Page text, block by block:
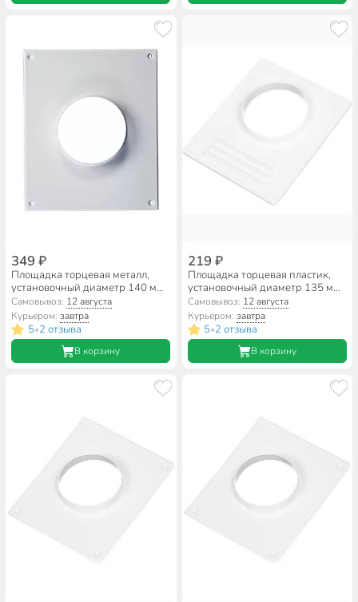
349 ₽
Площадка торцевая металл,
установочный диаметр 140 мм,
Планета, 140ТП
Самовывоз: 12 августа
Курьером:завтра
5•2 отзыва
В корзину
219 ₽
Площадка торцевая пластик,
установочный диаметр 135 мм,
с решеткой, Event, ТППР135
Самовывоз: 12 августа
Курьером: завтра
5•2 отзыва
В корзину